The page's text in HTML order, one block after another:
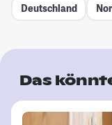
Deutschland
Das